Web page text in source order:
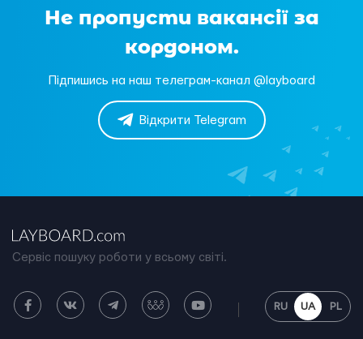
Не пропусти вакансії за
кордоном.
Підпишись на наш телеграм-канал @layboard
Відкрити Telegram
Сервіс пошуку роботи у всьому світі.
RU UA PL